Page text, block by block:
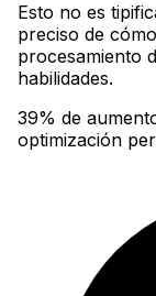
Esto no es
preciso de
procesamiento
habilidades.
39% de
optimización